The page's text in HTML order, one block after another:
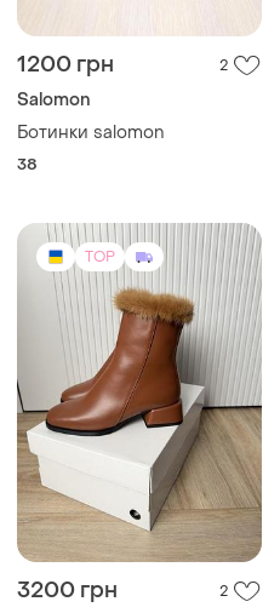
1200 грн 2
Salomon
Ботинки salomon
38
TOP
3200 грн 2